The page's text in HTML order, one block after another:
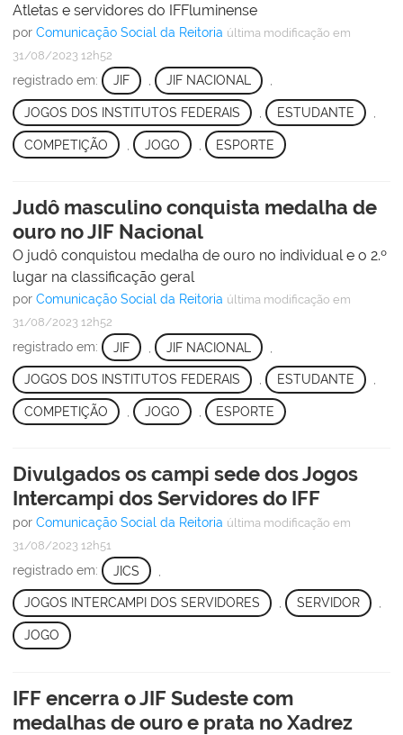
Atletas e servidores do IFFluminense
por Comunicação Social da Reitoria última modificação em
31/08/2023 12h52
registrado em: JIF , JIF NACIONAL ,
JOGOS DOS INSTITUTOS FEDERAIS ESTUDANTE
COMPETIÇÃO JOGO ESPORTE
Judô masculino conquista medalha de
ouro no JIF Nacional
O judô conquistou medalha de ouro no individual e o 2.º
lugar na classificação geral
por Comunicação Social da Reitoria última modificação em
31/08/2023 12h52
registrado em: JIF JIF NACIONAL
JOGOS DOS INSTITUTOS FEDERAIS , ESTUDANTE ,
COMPETIÇÃO JOGO ESPORTE
Divulgados os campi sede dos Jogos
Intercampi dos Servidores do IFF
por Comunicação Social da Reitoria última modificação em
31/08/2023 12h51
registrado em: JICS
JOGOS INTERCAMPI DOS SERVIDORES , SERVIDOR ,
JOGO
IFF encerra o JIF Sudeste com
medalhas de ouro e prata no Xadrez